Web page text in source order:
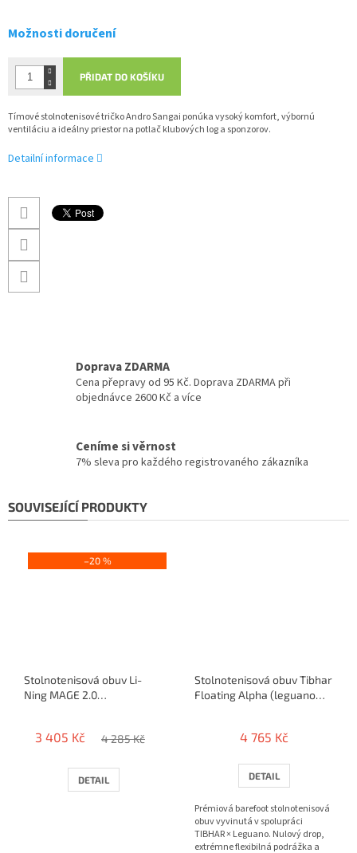
Možnosti doručení
PŘIDAT DO KOŠÍKU
Tímové stolnotenisové tričko Andro Sangai ponúka vysoký komfort, výbornú
ventiláciu a ideálny priestor na potlač klubových log a sponzorov.
Detailní informace
Doprava ZDARMA
Cena přepravy od 95 Kč. Doprava ZDARMA při
objednávce 2600 Kč a více
Ceníme si věrnost
7% sleva pro každého registrovaného zákazníka
SOUVISEJÍCÍ PRODUKTY
–20 %
Stolnotenisová obuv Li-
Ning MAGE 2.0
3 405 Kč 4 285 Kč
DETAIL
Stolnotenisová obuv Tibhar
Floating Alpha (leguano
4 765 Kč
DETAIL
Prémiová barefoot stolnotenisová
obuv vyvinutá v spolupráci
TIBHAR × Leguano. Nulový drop,
extrémne flexibilná podrážka a